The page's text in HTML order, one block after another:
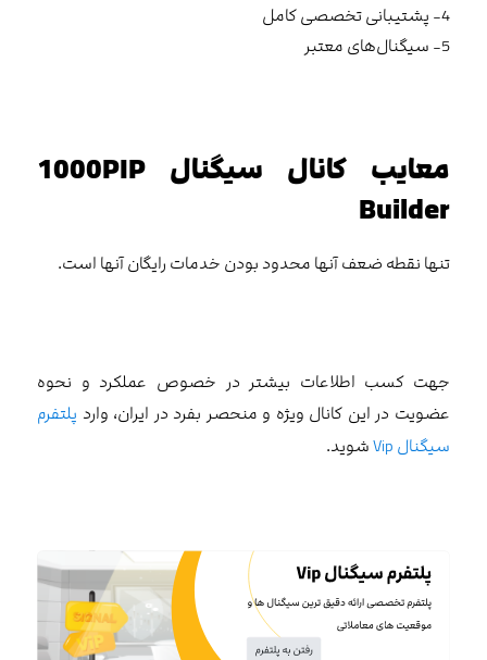
4- پشتیبانی تخصصی کامل
5- سیگنال‌های معتبر
معایب کانال سیگنال 1000PIP
Builder
تنها نقطه ضعف آنها محدود بودن خدمات رایگان آنها است.
جهت کسب اطلاعات بیشتر در خصوص عملکرد و نحوه
عضویت در این کانال ویژه و منحصر بفرد در ایران، وارد پلتفرم
سیگنال Vip
شوید.